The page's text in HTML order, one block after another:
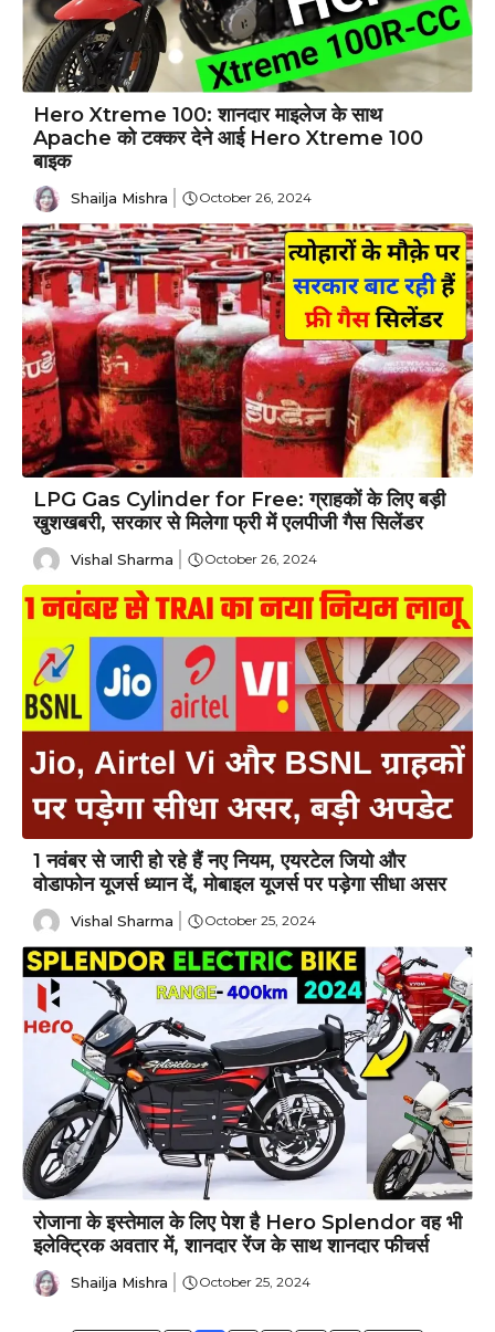
Hero Xtreme 100: शानदार माइलेज के साथ
Apache को टक्कर देने आई Hero Xtreme 100
बाइक
Shailja Mishra October 26, 2024
LPG Gas Cylinder for Free: ग्राहकों के लिए बड़ी
खुशखबरी, सरकार से मिलेगा फ्री में एलपीजी गैस सिलेंडर
Vishal Sharma October 26, 2024
1 नवंबर से जारी हो रहे हैं नए नियम, एयरटेल जियो और
वोडाफोन यूजर्स ध्यान दें, मोबाइल यूजर्स पर पड़ेगा सीधा असर
Vishal Sharma October 25, 2024
रोजाना के इस्तेमाल के लिए पेश है Hero Splendor वह भी
इलेक्ट्रिक अवतार में, शानदार रेंज के साथ शानदार फीचर्स
Shailja Mishra October 25, 2024